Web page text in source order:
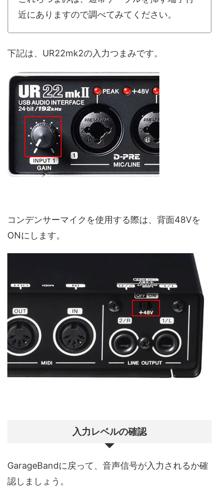
近にありますので調べてみてください。
下記は、UR22mk2の入力つまみです。
コンデンサーマイクを使用する際は、背面48Vを
ONにします。
入力レベルの確認
GarageBandに戻って、音声信号が入力されるか確
認しましょう。